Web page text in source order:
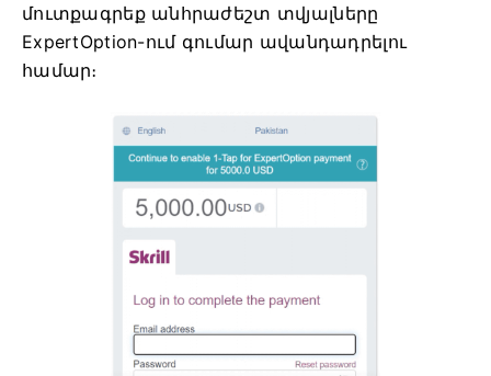
մուտքագրեք անհրաժեշտ տվյալները
ExpertOption-ում գումար ավանդադրելու
համար։